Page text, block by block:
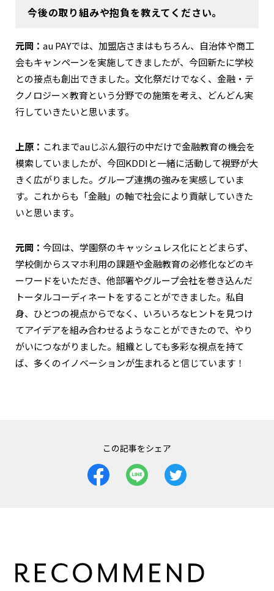
今後の取り組みや抱負を教えてください。
元岡： au PAYでは、加盟店さまはもちろん、自治体や商工
会もキャンペーンを実施してきましたが、今回新たに学校
との接点も創出できました。文化祭だけでなく、金融・テ
クノロジー×教育という分野での施策を考え、どんどん実
行していきたいと思います。
上原： これまでauじぶん銀行の中だけで金融教育の機会を
模索していましたが、今回KDDIと一緒に活動して視野が大
きく広がりました。グループ連携の強みを実感していま
す。これからも「金融」の軸で社会により貢献していきた
いと思います。
元岡： 今回は、学園祭のキャッシュレス化にとどまらず、
学校側からスマホ利用の課題や金融教育の必修化などのキ
ーワードをいただき、他部署やグループ会社を巻き込んだ
トータルコーディネートをすることができました。私自
身、ひとつの視点からでなく、いろいろなヒントを見つけ
てアイデアを組み合わせるようなことができたので、やり
がいにつながりました。組織としても多彩な視点を持て
ば、多くのイノベーションが生まれると信じています！
この記事をシェア